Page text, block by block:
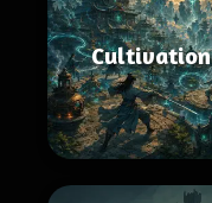
Cultivation